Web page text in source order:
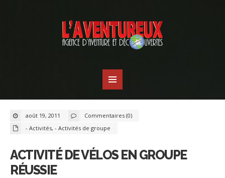
août 19, 2011
Commentaires (0)
- Activités, - Activités de groupe
ACTIVITÉ DE VÉLOS EN GROUPE
RÉUSSIE